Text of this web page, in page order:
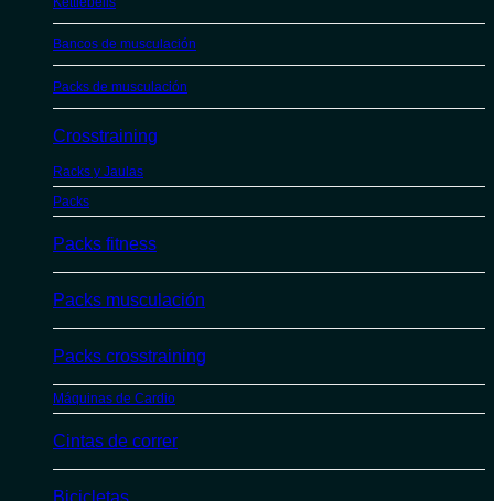
Bancos de musculación
Packs de musculación
Crosstraining
Racks y Jaulas
Packs
Packs fitness
Packs musculación
Packs crosstraining
Máquinas de Cardio
Cintas de correr